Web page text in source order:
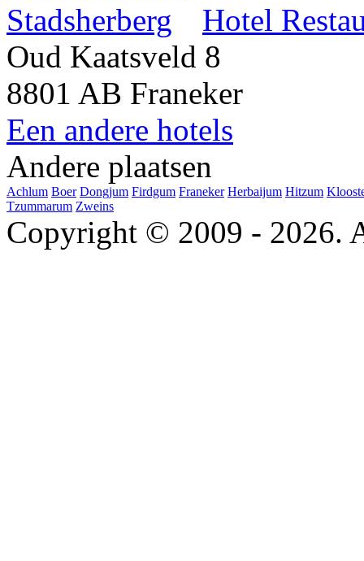
Hotel
Oud Kaatsveld 8
8801 AB Franeker
Een andere hotels
Andere plaatsen
Achlum Boer Dongjum Firdgum Franeker Herbaijum Hitzum
Tzummarum Zweins
Copyright © 2009 - 2026.